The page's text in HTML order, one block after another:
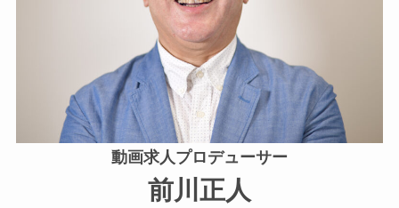
動画求人プロデューサー
前川正人